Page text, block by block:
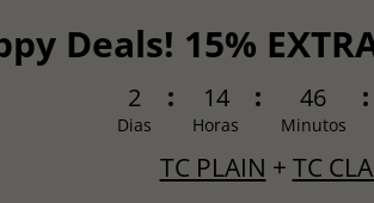
Deals! 15%
2
Dias
14
Horas
46
Minutos
TC PLAIN + TC